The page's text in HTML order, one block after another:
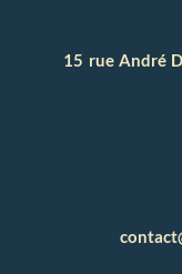
15 rue André